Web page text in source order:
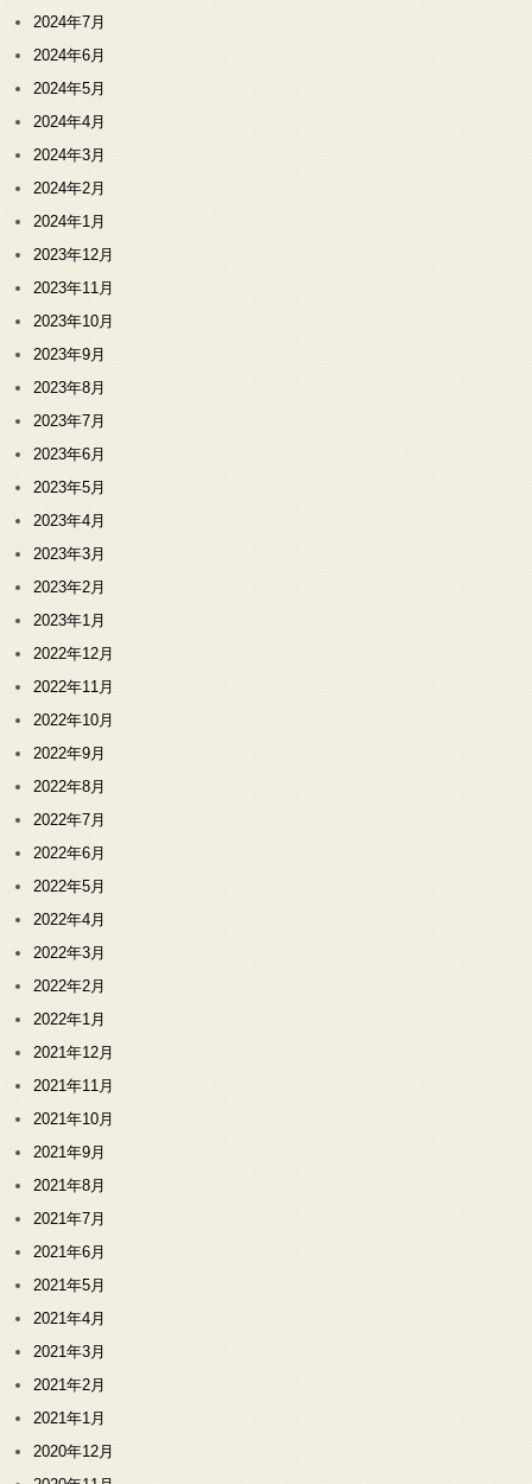
2024年7月
2024年6月
2024年5月
2024年4月
2024年3月
2024年2月
2024年1月
2023年12月
2023年11月
2023年10月
2023年9月
2023年8月
2023年7月
2023年6月
2023年5月
2023年4月
2023年3月
2023年2月
2023年1月
2022年12月
2022年11月
2022年10月
2022年9月
2022年8月
2022年7月
2022年6月
2022年5月
2022年4月
2022年3月
2022年2月
2022年1月
2021年12月
2021年11月
2021年10月
2021年9月
2021年8月
2021年7月
2021年6月
2021年5月
2021年4月
2021年3月
2021年2月
2021年1月
2020年12月